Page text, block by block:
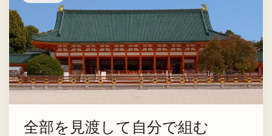
全部を見渡して自分で組む